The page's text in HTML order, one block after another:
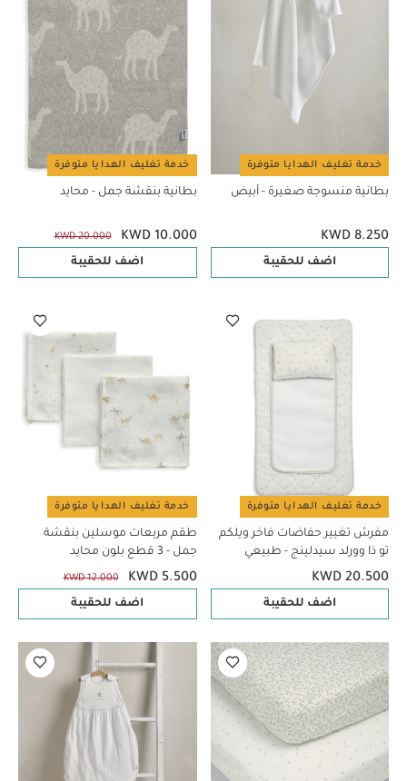
خدمة تغليف الهدايا متوفرة
بطانية منسوجة صغيرة - أبيض
KWD 8.250
اضف للحقيبة
خدمة تغليف الهدايا متوفرة
بطانية بنقشة جمل - محايد
KWD 10.000
KWD 20.000
اضف للحقيبة
خدمة تغليف الهدايا متوفرة
مفرش تغيير حفاضات فاخر ويلكم
تو ذا وورلد سيدلينج - طبيعي
KWD 20.500
اضف للحقيبة
خدمة تغليف الهدايا متوفرة
طقم مربعات موسلين بنقشة
جمل - 3 قطع بلون محايد
KWD 5.500
KWD 12.000
اضف للحقيبة